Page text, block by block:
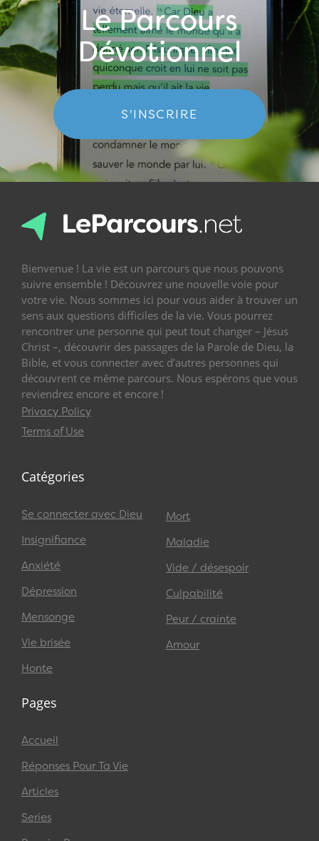
Le Parcours
Dévotionnel
S'INSCRIRE
Bienvenue ! La vie est un parcours que nous pouvons
suivre ensemble ! Découvrez une nouvelle voie pour
votre vie. Nous sommes ici pour vous aider à trouver un
sens aux questions difficiles de la vie. Vous pourrez
rencontrer une personne qui peut tout changer – Jésus
Christ –, découvrir des passages de la Parole de Dieu, la
Bible, et vous connecter avec d’autres personnes qui
découvrent ce même parcours. Nous espérons que vous
reviendrez encore et encore !
Privacy Policy
Terms of Use
Catégories
Se connecter avec Dieu
Insignifiance
Anxiété
Dépression
Mensonge
Vie brisée
Honte
Mort
Maladie
Vide / désespoir
Culpabilité
Peur / crainte
Amour
Pages
Accueil
Réponses Pour Ta Vie
Articles
Series